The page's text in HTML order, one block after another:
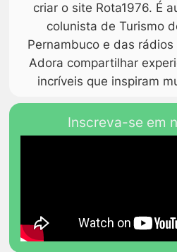
criar o site Rota1976. É
colunista de Turismo
Pernambuco e das rádios
Adora compartilhar
incríveis que inspiram
Inscreva-se em